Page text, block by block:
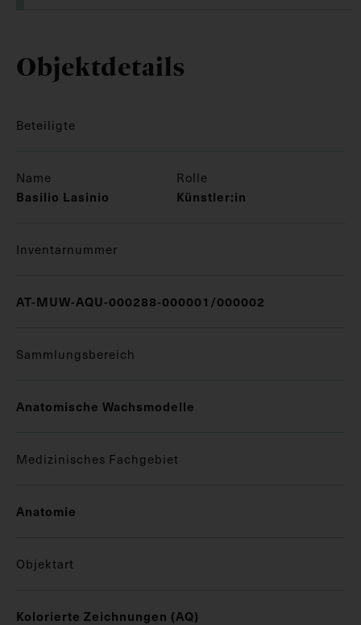
Objektdetails
Beteiligte
Name Rolle
Basilio Lasinio Künstler:in
Inventarnummer
AT-MUW-AQU-000288-000001/000002
Sammlungsbereich
Anatomische Wachsmodelle
Medizinisches Fachgebiet
Anatomie
Objektart
Kolorierte Zeichnungen (AQ)